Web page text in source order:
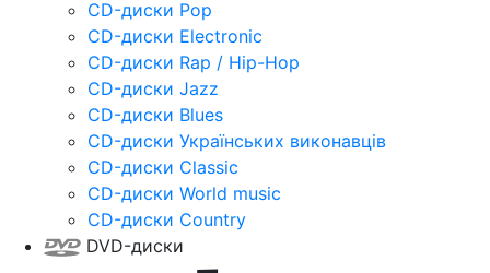
CD-диски Pop
CD-диски Electronic
CD-диски Rap / Hip-Hop
CD-диски Jazz
CD-диски Blues
CD-диски Українських виконавців
CD-диски Classic
CD-диски World music
CD-диски Country
DVD-диски